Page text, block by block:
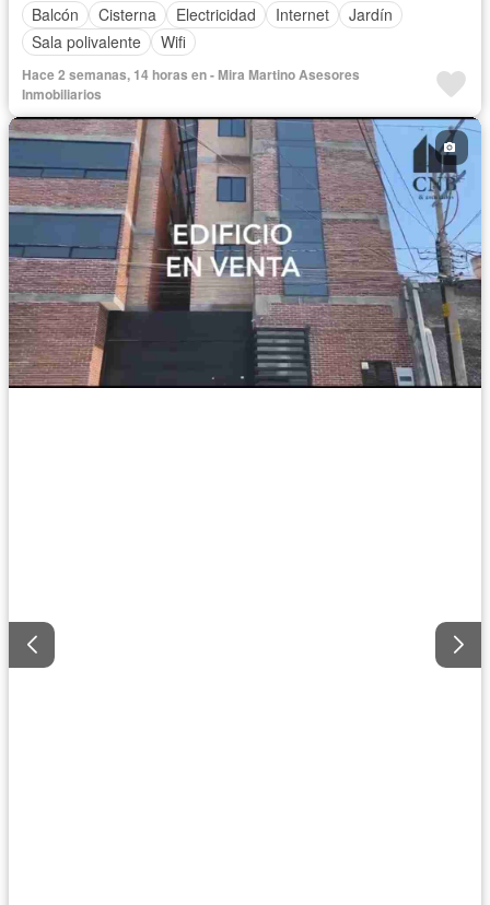
Balcón
Cisterna Electricidad Internet
Jardín
Sala polivalente
Wifi
Hace 2 semanas, 14 horas en - Mira Martino Asesores
Inmobiliarios